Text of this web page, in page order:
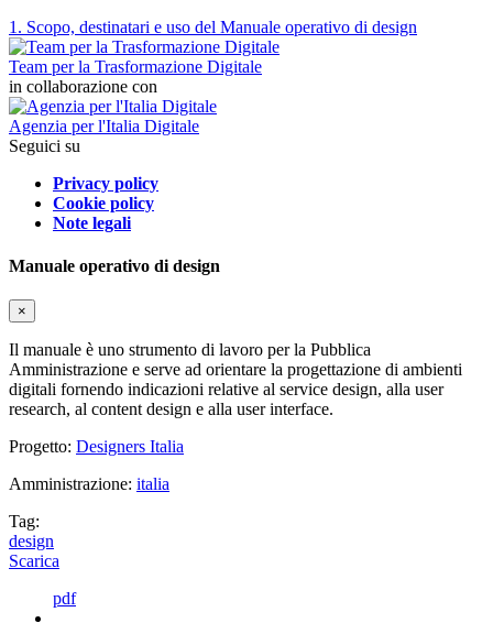
1. Scopo, destinatari e uso del Manuale operativo di design
Team per la Trasformazione Digitale
in collaborazione con
Agenzia per l'Italia Digitale
Seguici su
Privacy policy
Cookie policy
Note legali
Manuale operativo di design
×
Il manuale è uno strumento di lavoro per la Pubblica
Amministrazione e serve ad orientare la progettazione di ambienti
digitali fornendo indicazioni relative al service design, alla user
research, al content design e alla user interface.
Progetto: Designers Italia
Amministrazione: italia
Tag:
design
Scarica
pdf